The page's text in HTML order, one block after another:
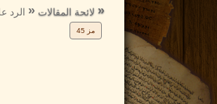
إلىلائحة المقالات إلىالرد
مز 45